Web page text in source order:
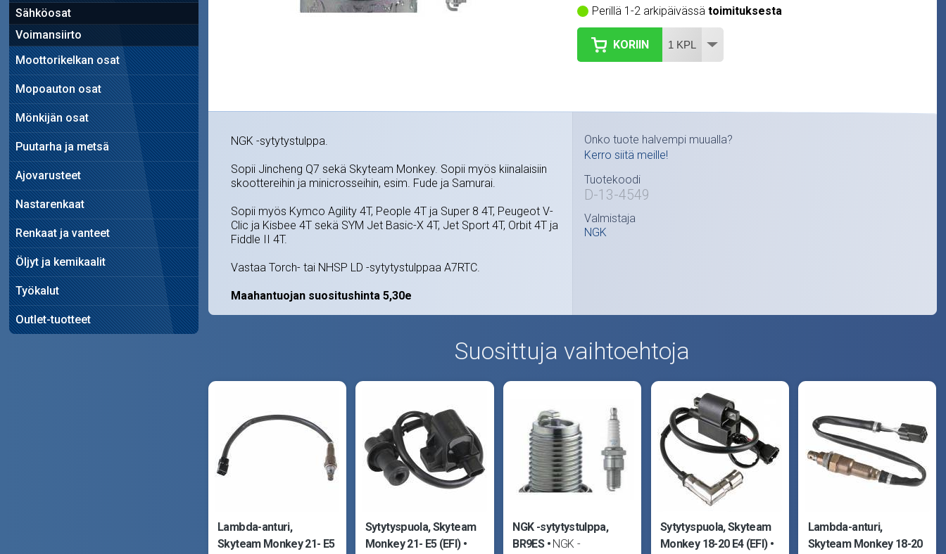
Sähköosat
Voimansiirto
Moottorikelkan osat
Mopoauton osat
Mönkijän osat
Puutarha ja metsä
Ajovarusteet
Nastarenkaat
Renkaat ja vanteet
Öljyt ja kemikaalit
Työkalut
Outlet-tuotteet
Perillä 1-2 arkipäivässä toimituksesta
KORIIN
NGK -sytytystulppa.
Sopii Jincheng Q7 sekä Skyteam Monkey. Sopii myös kiinalaisiin
skoottereihin ja minicrosseihin, esim. Fude ja Samurai.
Sopii myös Kymco Agility 4T, People 4T ja Super 8 4T, Peugeot V-
Clic ja Kisbee 4T sekä SYM Jet Basic-X 4T, Jet Sport 4T, Orbit 4T ja
Fiddle II 4T.
Vastaa Torch- tai NHSP LD -sytytystulppaa A7RTC.
Maahantuojan suositushinta 5,30e
Onko tuote halvempi muualla?
Kerro siitä meille!
Tuotekoodi
D-13-4549
Valmistaja
NGK
Suosittuja vaihtoehtoja
Lambda-anturi,
Skyteam Monkey 21- E5
Sytytyspuola, Skyteam
Monkey 21- E5 (EFI)
NGK -sytytystulppa,
BR9ES
NGK -
Sytytyspuola, Skyteam
Monkey 18-20 E4 (EFI)
Lambda-anturi,
Skyteam Monkey 18-20